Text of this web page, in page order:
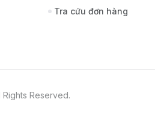
Tra cứu đơn hàng
Rights Reserved.